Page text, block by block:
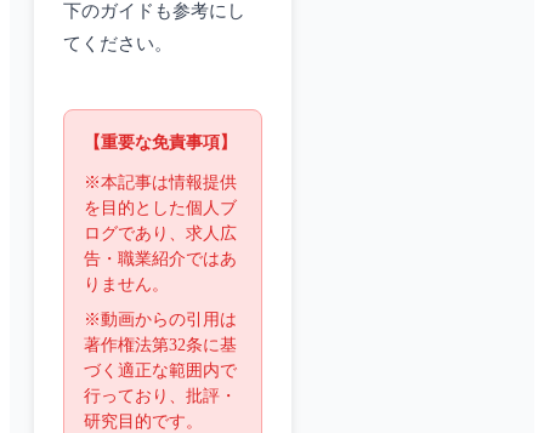
下のガイドも参考にし
てください。
【重要な免責事項】
※本記事は情報提供
を目的とした個人ブ
ログであり、求人広
告・職業紹介ではあ
りません。
※動画からの引用は
著作権法第32条に基
づく適正な範囲内で
行っており、批評・
研究目的です。